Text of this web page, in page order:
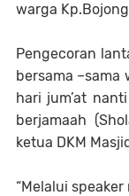
warga
Pengecoran
bersama –sama
hari jum’at
berjamaah
ketua DKM
“Melalui